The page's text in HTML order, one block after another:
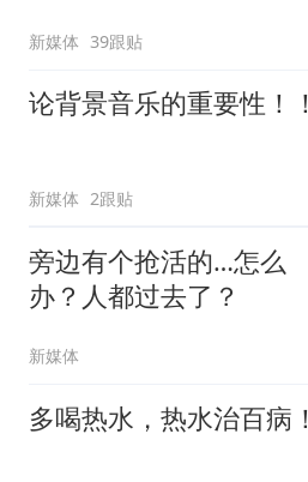
新媒体 39跟贴
论背景音乐的重要性！！
新媒体 2跟贴
旁边有个抢活的…怎么
办？人都过去了？
新媒体
多喝热水，热水治百病！